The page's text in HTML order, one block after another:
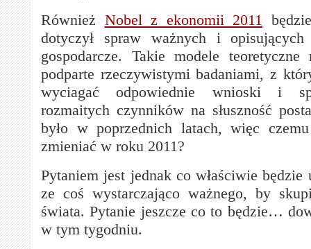
Również Nobel z ekonomii 2011
dotyczył spraw ważnych i
gospodarcze. Takie modele
podparte rzeczywistymi badaniami, z
wyciagać odpowiednie wnioski i
rozmaitych czynników na słuszność
było w poprzednich latach, więc
zmieniać w roku 2011?
Pytaniem jest jednak co właściwie będzie
ze coś wystarczająco ważnego, by
świata. Pytanie jeszcze co to będzie…
w tym tygodniu.